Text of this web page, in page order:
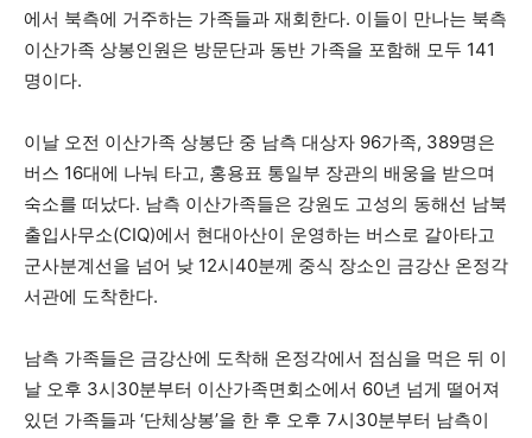
에서 북측에 거주하는 가족들과 재회한다. 이들이 만나는 북측
이산가족 상봉인원은 방문단과 동반 가족을 포함해 모두 141
명이다.
이날 오전 이산가족 상봉단 중 남측 대상자 96가족, 389명은
버스 16대에 나눠 타고, 홍용표 통일부 장관의 배웅을 받으며
숙소를 떠났다. 남측 이산가족들은 강원도 고성의 동해선 남북
출입사무소(CIQ)에서 현대아산이 운영하는 버스로 갈아타고
군사분계선을 넘어 낮 12시40분께 중식 장소인 금강산 온정각
서관에 도착한다.
남측 가족들은 금강산에 도착해 온정각에서 점심을 먹은 뒤 이
날 오후 3시30분부터 이산가족면회소에서 60년 넘게 떨어져
있던 가족들과 ‘단체상봉’을 한 후 오후 7시30분부터 남측이